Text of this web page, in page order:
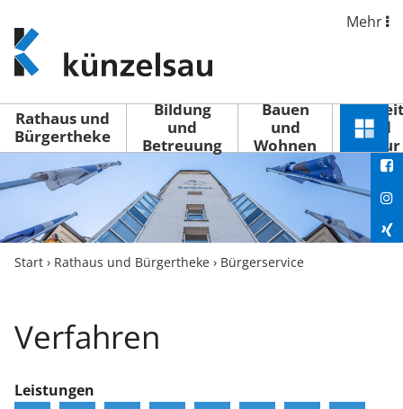
www.kuenzelsau.de
(zur
Startseite)
Mehr
Rathaus und
Bürgertheke
Bildung
und
Betreuung
Bauen
und
Wohnen
Freizeit
und
Kultur
Menü
Start › Rathaus und Bürgertheke › Bürgerservice
Verfahren
Leistungen